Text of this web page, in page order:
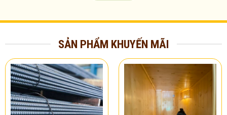
SẢN PHẨM KHUYẾN MÃI